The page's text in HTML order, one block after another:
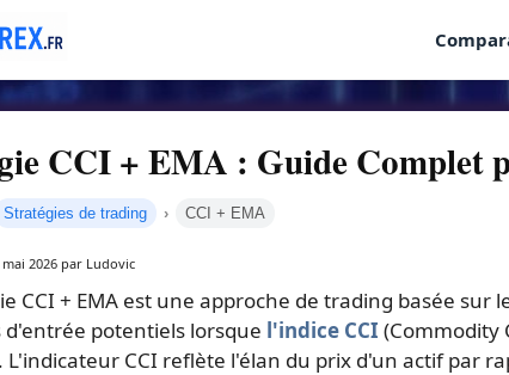
CCI + EMA : Guide Complet
Stratégies de trading CCI + EMA
2026 par Ludovic
CCI + EMA est une approche de trading basée
d'entrée potentiels lorsque l'indice CCI (Commodity
L'indicateur CCI reflète l'élan du prix d'un actif par